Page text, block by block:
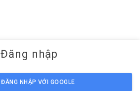
Đăng nhập
ĐĂNG NHẬP VỚI GOOGLE